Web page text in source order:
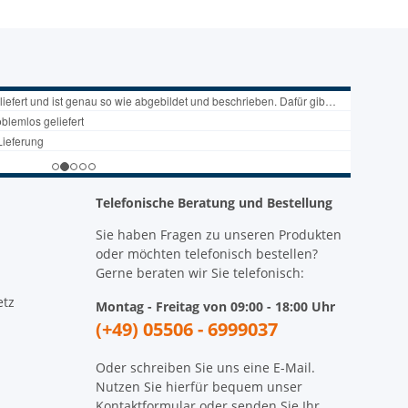
Telefonische Beratung und Bestellung
Sie haben Fragen zu unseren Produkten
oder möchten telefonisch bestellen?
Gerne beraten wir Sie telefonisch:
Montag - Freitag von 09:00 - 18:00 Uhr
(+49) 05506 - 6999037
Oder schreiben Sie uns eine E-Mail.
Nutzen Sie hierfür bequem unser